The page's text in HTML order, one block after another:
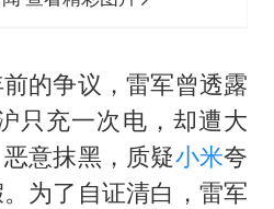
的争议，雷军曾透露
只充一次电，却遭大
意抹黑，质疑小米夸
为了自证清白，雷军